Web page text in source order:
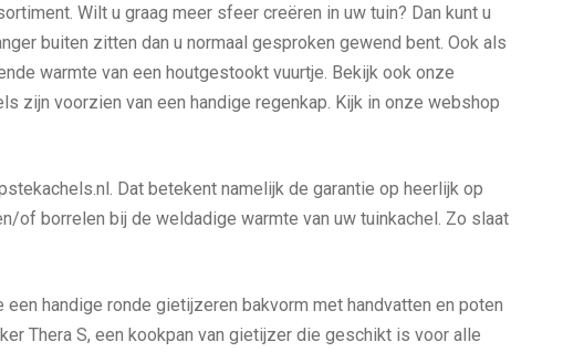
Wilt u graag meer sfeer creëren in uw tuin? Dan kunt u
buiten zitten dan u normaal gesproken gewend bent. Ook als
warmte van een houtgestookt vuurtje. Bekijk ook onze
zijn voorzien van een handige regenkap. Kijk in onze webshop
Dat betekent namelijk de garantie op heerlijk op
of borrelen bij de weldadige warmte van uw tuinkachel. Zo slaat
handige ronde gietijzeren bakvorm met handvatten en poten
Thera S, een kookpan van gietijzer die geschikt is voor alle